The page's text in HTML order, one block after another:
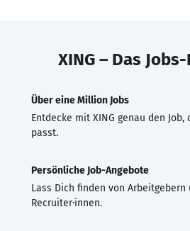
XING – Das
Über eine Million Jobs
Entdecke mit XING genau den
passt.
Persönliche Job-Angebote
Lass Dich finden von Arbeitgebern
Recruiter·innen.